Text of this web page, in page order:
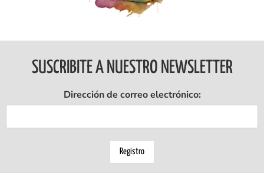
SUSCRIBITE A NUESTRO NEWSLETTER
Dirección de correo electrónico: